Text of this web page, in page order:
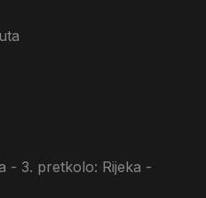
- 3. pretkolo: Rijeka -